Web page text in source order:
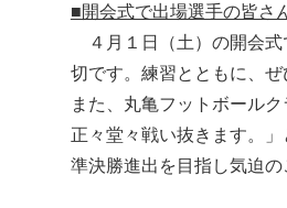
■開会式で出場選手の皆さ
４月１日（土）の開会式
切です。練習とともに、
また、丸亀フットボール
正々堂々戦い抜きます。
準決勝進出を目指し気迫の